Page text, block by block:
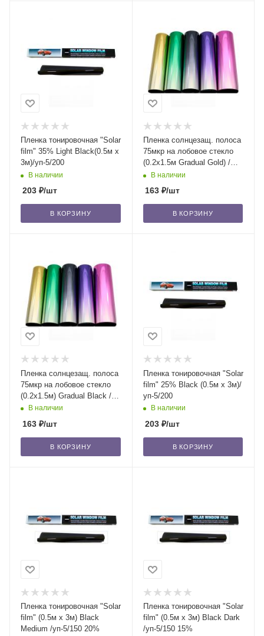
Пленка тонировочная "Solar
film" 35% Light Black(0.5м x
3м)/уп-5/200
В наличии
203 ₽/шт
В КОРЗИНУ
Пленка солнцезащ. полоса
75мкр на лобовое стекло
(0.2x1.5м Gradual Gold) /
уп-5/500
В наличии
163₽/шт
В КОРЗИНУ
Пленка солнцезащ. полоса
75мкр на лобовое стекло
(0.2x1.5м) Gradual Black /
уп-5/500
В наличии
163 ₽/шт
В КОРЗИНУ
Пленка тонировочная "Solar
film" 25% Blaсk (0.5м x 3м)/
уп-5/200
В наличии
203₽/шт
В КОРЗИНУ
Пленка тонировочная "Solar
film" (0.5м x 3м) Black
Medium /уп-5/150 20%
Пленка тонировочная "Solar
film" (0.5м x 3м) Black Dark
/уп-5/150 15%